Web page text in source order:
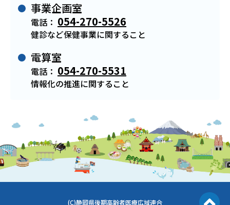
事業企画室
電話： 054-270-5526
健診など保健事業に関すること
電算室
電話： 054-270-5531
情報化の推進に関すること
(C)静岡県後期高齢者医療広域連合